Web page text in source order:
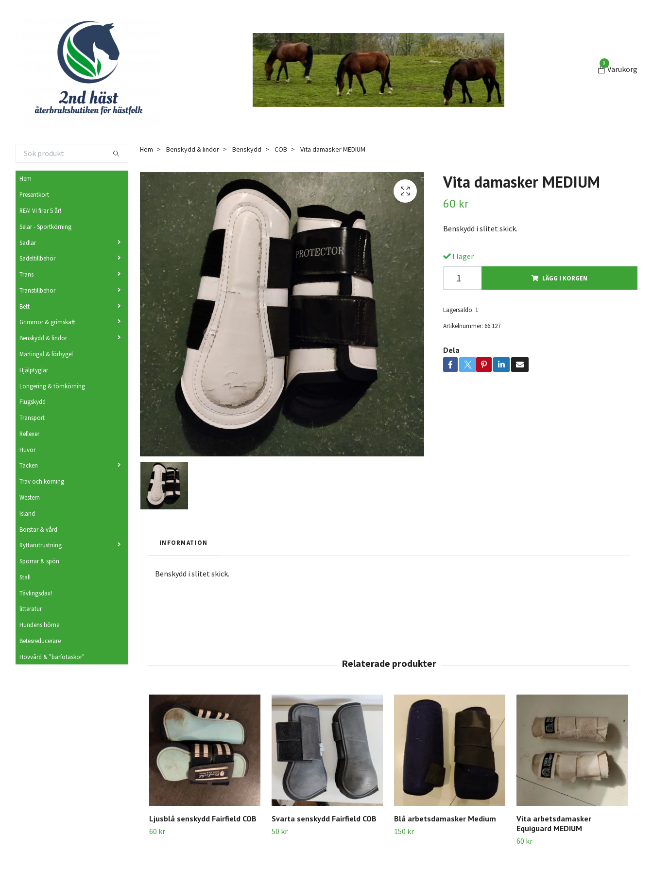
0
Varukorg
Hem
Presentkort
REA! Vi firar 5 år!
Selar - Sportkörning
Sadlar
Sadeltillbehör
Träns
Tränstillbehör
Bett
Grimmor & grimskaft
Benskydd & lindor
Martingal & förbygel
Hjälptyglar
Longering & tömkörning
Flugskydd
Transport
Reflexer
Huvor
Täcken
Trav och körning
Western
Island
Borstar & vård
Ryttarutrustning
Sporrar & spön
Stall
Tävlingsdax!
litteratur
Hundens hörna
Betesreducerare
Hovvård & "barfotaskor"
Hem Benskydd & lindor Benskydd COB Vita damasker MEDIUM
Vita damasker MEDIUM
60 kr
Benskydd i slitet skick.
I lager.
LÄGG I KORGEN
Lagersaldo: 1
Artikelnummer: 66.127
Dela
INFORMATION
Benskydd i slitet skick.
Ljusblå senskydd Fairfield COB
60 kr
Svarta senskydd Fairfield COB
50 kr
Blå arbetsdamasker Medium
150 kr
Vita arbetsdamasker
Equiguard MEDIUM
60 kr